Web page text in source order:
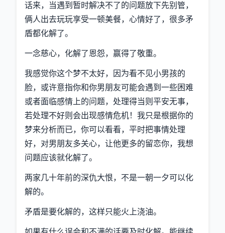
话来，当遇到暂时解决不了的问题放下先别管，
俩人出去玩玩享受一顿美餐，心情好了，很多矛
盾都化解了。
一念慈心，化解了恩怨，赢得了敬重。
我感觉你这个梦不太好，因为看不见小男孩的
脸，或许意指你和你男朋友可能会遇到一些困难
或者面临感情上的问题，处理得当则平安无事，
若处理不好则会出现感情危机！我只是根据你的
梦来分析而已，你可以看看，平时把事情处理
好，对男朋友多关心，让他更多的留恋你，我想
问题应该就化解了。
两家几十年前的深仇大恨，不是一朝一夕可以化
解的。
矛盾是要化解的，这样只能火上浇油。